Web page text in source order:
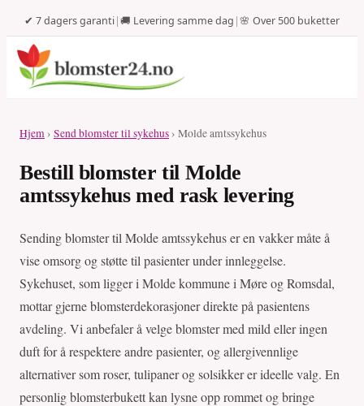
✔ 7 dagers garanti|🚚 Levering samme dag |🌸 Over 500 buketter
Hjem› Send blomster til sykehus› Molde amtssykehus
Bestill blomster til Molde
amtssykehus med rask levering
Sending blomster til Molde amtssykehus er en vakker måte å
vise omsorg og støtte til pasienter under innleggelse.
Sykehuset, som ligger i Molde kommune i Møre og Romsdal,
mottar gjerne blomsterdekorasjoner direkte på pasientens
avdeling. Vi anbefaler å velge blomster med mild eller ingen
duft for å respektere andre pasienter, og allergivennlige
alternativer som roser, tulipaner og solsikker er ideelle valg. En
personlig blomsterbukett kan lysne opp rommet og bringe